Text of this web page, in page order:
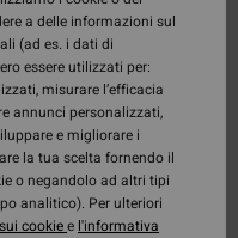
per la tua
o esplora le nostre
a delle informazioni sul
(ad es. i dati di
essere utilizzati per:
misurare l’efficacia
annunci personalizzati,
e migliorare i
la tua scelta fornendo il
o negandolo ad altri tipi
analitico). Per ulteriori
cookiee l'informativa